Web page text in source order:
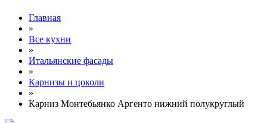
Главная
»
Все кухни
»
Итальянские фасады
»
Карнизы и цоколи
»
Карниз Монтебьянко Аргенто нижний полукруглый